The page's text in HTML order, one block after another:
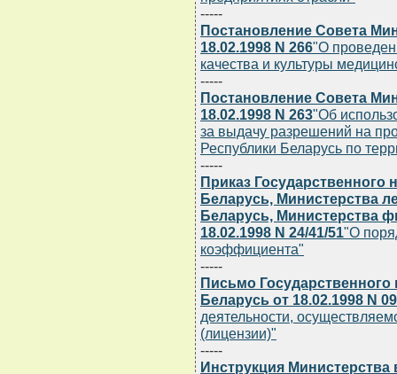
-----
Постановление Совета
18.02.1998 N 266"О
качества и культуры
-----
Постановление Совета
18.02.1998 N 263"Об
за выдачу разрешений на
Республики Беларусь по
-----
Приказ Государственного
Беларусь, Министерства
Беларусь, Министерства
18.02.1998 N 24/41/51"О
коэффициента"
-----
Письмо Государственного
Беларусь от 18.02.1998 N
деятельности,
(лицензии)"
-----
Инструкция